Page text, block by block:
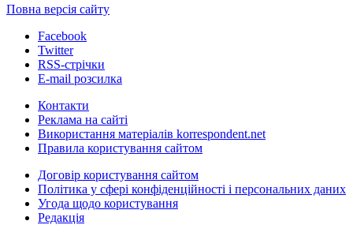
Повна версія сайту
Facebook
Twitter
RSS-стрічки
E-mail розсилка
Контакти
Реклама на сайті
Використання матеріалів korrespondent.net
Правила користування сайтом
Договір користування сайтом
Політика у сфері конфіденційності і персональних даних
Угода щодо користування
Редакція